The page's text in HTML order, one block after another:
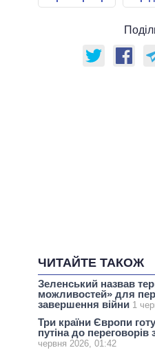
ЧИТАЙТЕ ТАКОЖ
Зеленський назвав
можливостей» для
завершення війни 1
Три країни Європи
путіна до переговорів
червня 2026, 01:42